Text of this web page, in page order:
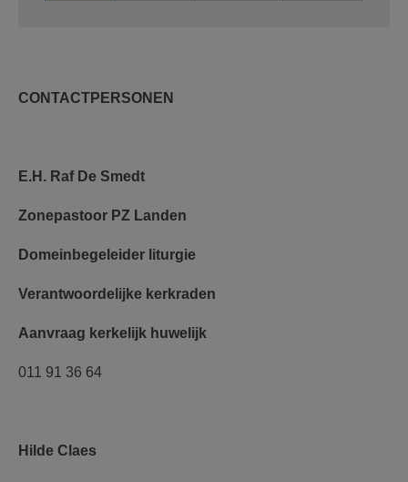
CONTACTPERSONEN
E.H. Raf De Smedt
Zonepastoor PZ Landen
Domeinbegeleider liturgie
Verantwoordelijke kerkraden
Aanvraag kerkelijk huwelijk
011 91 36 64
Hilde Claes